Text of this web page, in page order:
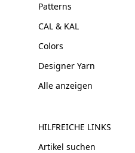
Patterns
CAL & KAL
Colors
Designer Yarn
Alle anzeigen
HILFREICHE LINKS
Artikel suchen